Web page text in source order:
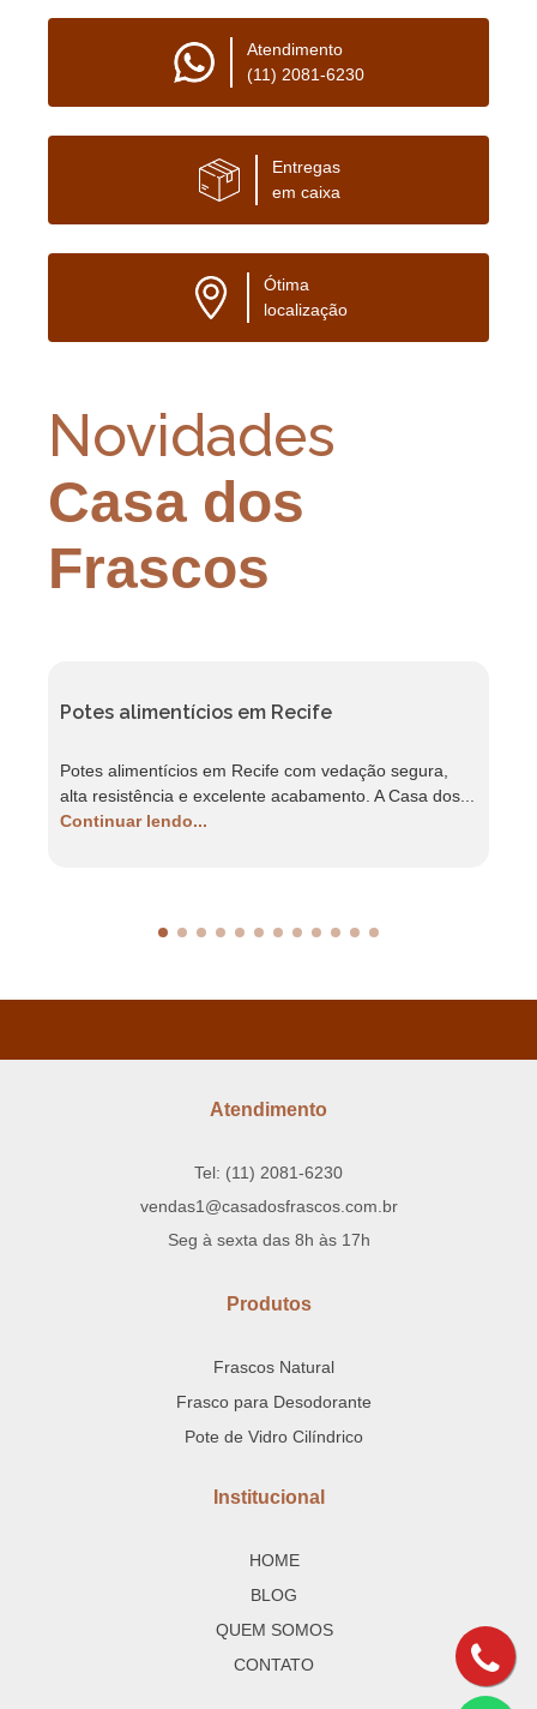
Atendimento
(11) 2081-6230
Entregas
em caixa
Ótima
localização
Novidades
Casa dos
Frascos
Potes alimentícios em Recife
Potes alimentícios em Recife com vedação segura,
alta resistência e excelente acabamento. A Casa dos...
Continuar lendo...
Atendimento
Tel: (11) 2081-6230
vendas1@casadosfrascos.com.br
Seg à sexta das 8h às 17h
Produtos
Frascos Natural
Frasco para Desodorante
Pote de Vidro Cilíndrico
Institucional
HOME
BLOG
QUEM SOMOS
CONTATO